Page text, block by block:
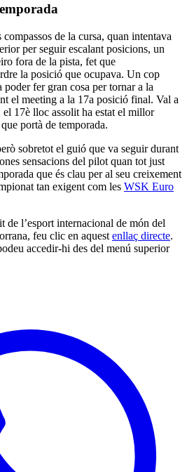
de la cursa, quan intentava
per seguir escalant posicions, un
fora de la pista, fet que
la posició que ocupava. Un cop
fer gran cosa per tornar a la
el meeting a la 17a posició final. Val a
17è lloc assolit ha estat el millor
portà de temporada.
sobretot el guió que va seguir durant
sensacions del pilot quan tot just
que és clau per al seu creixement
tan exigent com les WSK Euro
de l’esport internacional de món del
feu clic en aquest enllaç directe.
accedir-hi des del menú superior